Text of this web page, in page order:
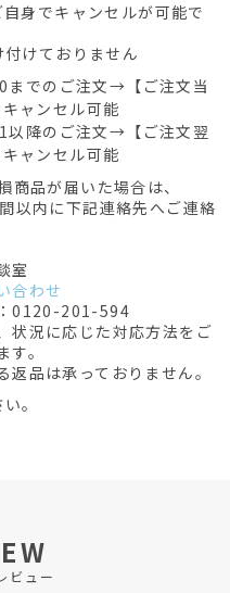
身でキャンセルが可能で
けておりません
までのご注文→【ご注文当
ャンセル可能
以降のご注文→【ご注文翌
ャンセル可能
商品が届いた場合は、
以内に下記連絡先へご連絡
室
合わせ
0120-201-594
状況に応じた対応方法をご
。
返品は承っておりません。
。
ビュー